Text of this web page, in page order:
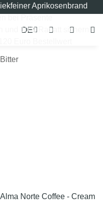
Aprikosenbrand
und 10% Rabatt sichern!
DE